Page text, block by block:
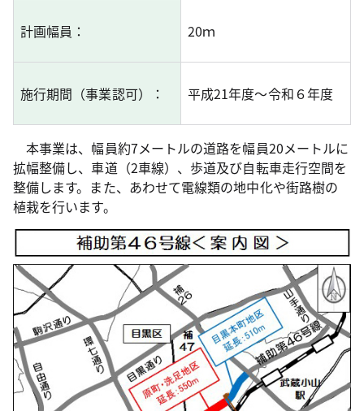
計画幅員： 20ｍ
施行期間（事業認可）： 平成21年度～令和６年度
本事業は、幅員約7メートルの道路を幅員20メートルに
拡幅整備し、車道（2車線）、歩道及び自転車走行空間を
整備します。また、あわせて電線類の地中化や街路樹の
植栽を行います。